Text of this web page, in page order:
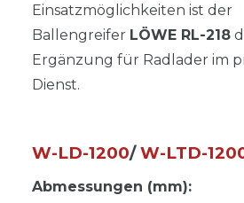
Einsatzmöglichkeiten ist der
Ballengreifer LÖWE RL-218
Ergänzung für Radlader im
Dienst.
W-LD-1200/W-LTD-
Abmessungen (mm):